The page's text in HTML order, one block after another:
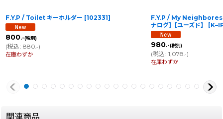
F.Y.P / Toilet キーホルダー [102331]
800.-(税別)
(税込: 880 .-)
在庫わずか
F.Y.P / My
ナログ]【ユーズド】
[
980.-(税別)
(税込: 1,078 .-)
在庫わずか
関連商品